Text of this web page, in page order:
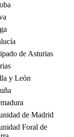
de Asturias
y León
de Madrid
Foral de